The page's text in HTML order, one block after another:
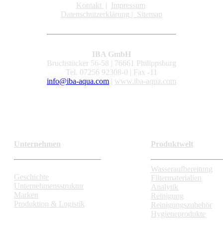
Kontakt |
Impressum
Datenschutzerklärung | Sitemap
IBA GmbH
Bruchstücker 56-58 | 76661 Philippsburg
Tel. 07256 92308-0 | Fax -11
info@iba-aqua.com | www.iba-aqua.com
Unternehmen Produktwelt
Geschichte
Unternehmensstruktur
Marken
Produktion & Logistik
Wasseraufbereitung
Filtermaterialien
Analytik
Reinigung
Reinigungszubehör
Hygieneprodukte